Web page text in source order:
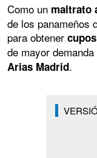
Como un maltrato
de los panameños
para obtener
de mayor
Arias Madrid.